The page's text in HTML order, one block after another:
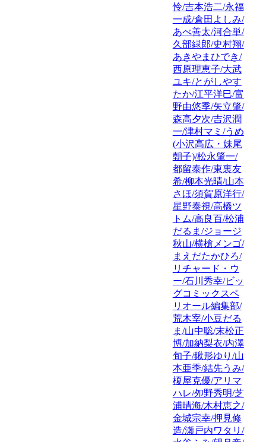
怜/吉本浩二/永福
一成/倉田よしみ/
あべ善太/河合単/
久部緑郎/史村翔/
あきやまひでき/
西原理恵子/大武
ユキ/とがしやす
たか/江平洋巳/富
野由悠季/矢立肇/
森高夕次/吉沢潤
一/津村マミ/うめ
(小沢高広・妹尾
朝子)/松永肇一/
都留泰作/東裏友
希/柳本光晴/山本
さほ/須賀原洋行/
星野泰視/高橋ツ
トム/高良百/松浦
だるま/ジョージ
秋山/横槍メンゴ/
まえだたかひろ/
リチャード・ウ
ー/石川秀幸/ビッ
グコミックスペ
リオール編集部/
荒木宰/小豆だる
ま/山中聡/末松正
博/加納梨衣/内澤
旬子/鍬形ゆり/山
本亜季/結先うみ/
榎屋克優/アリマ
ハレ/夘野秀明/芝
浦晴海/木村恵之/
金城宗幸/押見修
造/瀬戸内ワタリ/